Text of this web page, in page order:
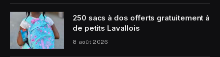
250 sacs à dos offerts gratuitement à
de petits Lavallois
8 août 2026